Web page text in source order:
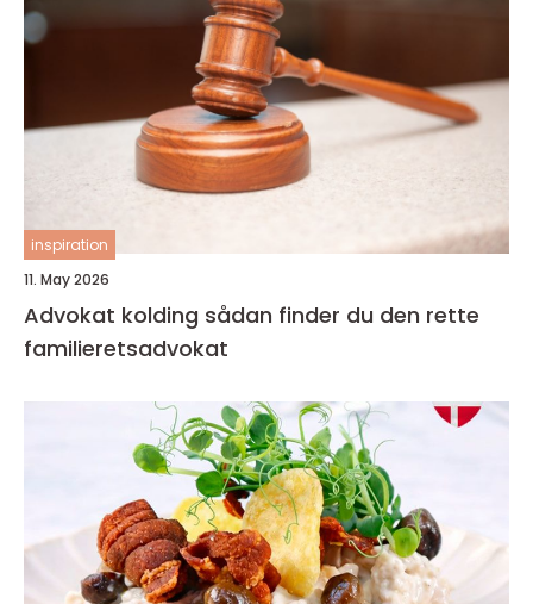
inspiration
11. May 2026
Advokat kolding sådan finder du den rette
familieretsadvokat